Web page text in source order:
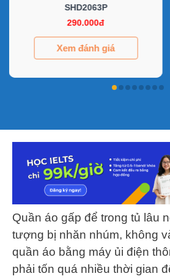
SHD2063P
290.000đ
Xem đánh giá
Quần áo gấp để trong tủ lâu
tượng bị nhăn nhúm, không
quần áo bằng máy ủi điện
phải tốn quá nhiều thời gian